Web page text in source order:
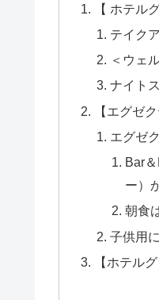
【 ホテル
テイク
＜ウェ
ナイト
【エグゼ
エグゼ
Bar
ー）
朝食
子供用
【ホテル